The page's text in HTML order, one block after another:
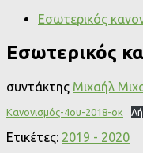
Εσωτερικός
Εσωτερικός
συντάκτης Μιχαήλ
Κανονισμός-4ου-2018-οκ
Ετικέτες: 2019 - 2020